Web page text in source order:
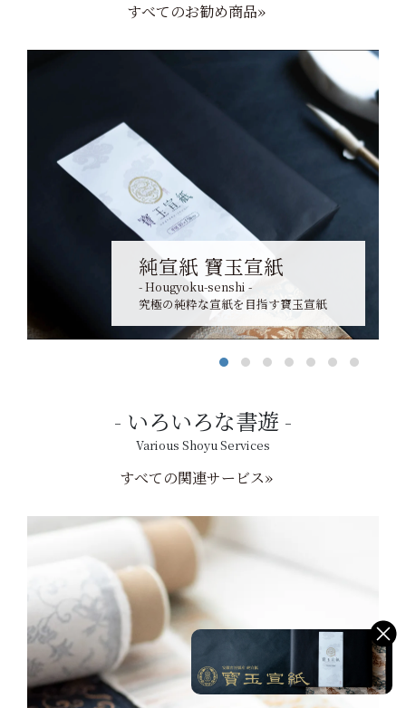
すべてのお勧め商品»
純宣紙 寶玉宣紙
- Hougyoku-senshi -
究極の純粋な宣紙を目指す寶玉宣紙
いろいろな書遊
Various Shoyu Services
すべての関連サービス»